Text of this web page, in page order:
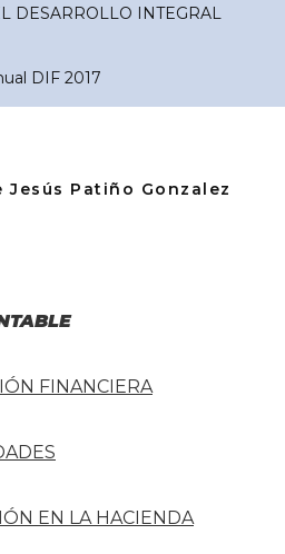
DESARROLLO INTEGRAL
DIF 2017
Jesús Patiño Gonzalez
FINANCIERA
EN LA HACIENDA